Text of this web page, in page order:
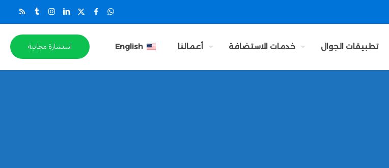
تطبيقات الجوال خدمات الاستضافة أعمالنا English استشارة مجانية